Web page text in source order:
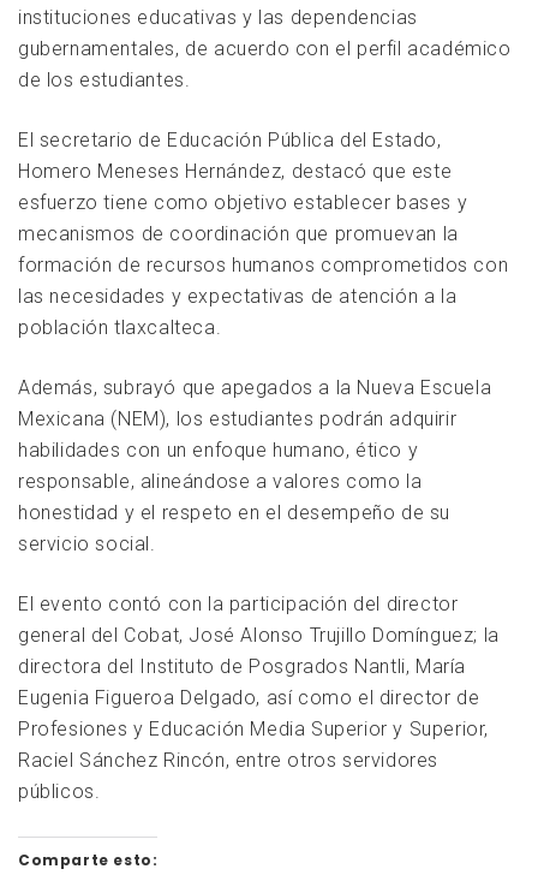
instituciones educativas y las dependencias
gubernamentales, de acuerdo con el perfil académico
de los estudiantes.
El secretario de Educación Pública del Estado,
Homero Meneses Hernández, destacó que este
esfuerzo tiene como objetivo establecer bases y
mecanismos de coordinación que promuevan la
formación de recursos humanos comprometidos con
las necesidades y expectativas de atención a la
población tlaxcalteca.
Además, subrayó que apegados a la Nueva Escuela
Mexicana (NEM), los estudiantes podrán adquirir
habilidades con un enfoque humano, ético y
responsable, alineándose a valores como la
honestidad y el respeto en el desempeño de su
servicio social.
El evento contó con la participación del director
general del Cobat, José Alonso Trujillo Domínguez; la
directora del Instituto de Posgrados Nantli, María
Eugenia Figueroa Delgado, así como el director de
Profesiones y Educación Media Superior y Superior,
Raciel Sánchez Rincón, entre otros servidores
públicos.
Comparte esto: